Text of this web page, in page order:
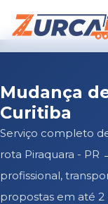
Mudança
Curitiba
Serviço completo
rota Piraquara - PR
profissional,
propostas em até 2